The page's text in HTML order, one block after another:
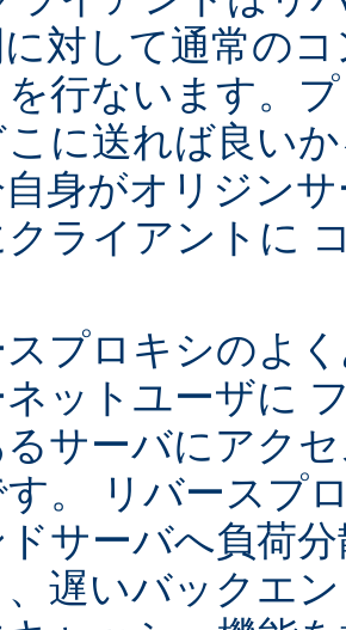
対して通常の
行ないます。
こに送れば良い
自身がオリジン
クライアントに
スプロキシのよ
ネットユーザに
サーバにアク
す。 リバースプ
サーバへ負荷
、遅いバックエ